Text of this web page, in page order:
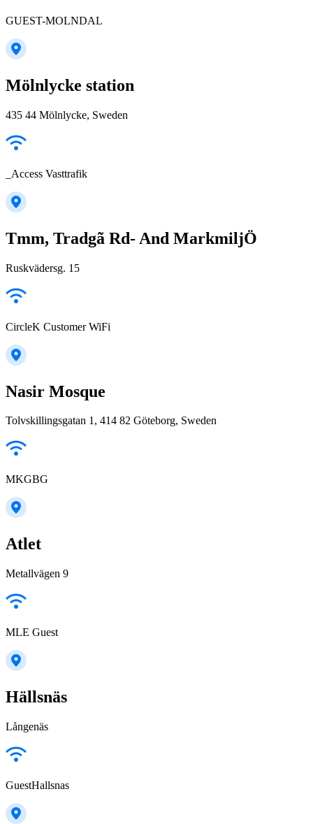
GUEST-MOLNDAL
Mölnlycke station
435 44 Mölnlycke, Sweden
_Access Vasttrafik
Tmm, Tradgã Rd- And MarkmiljÖ
Ruskvädersg. 15
CircleK Customer WiFi
Nasir Mosque
Tolvskillingsgatan 1, 414 82 Göteborg, Sweden
MKGBG
Atlet
Metallvägen 9
MLE Guest
Hällsnäs
Långenäs
GuestHallsnas